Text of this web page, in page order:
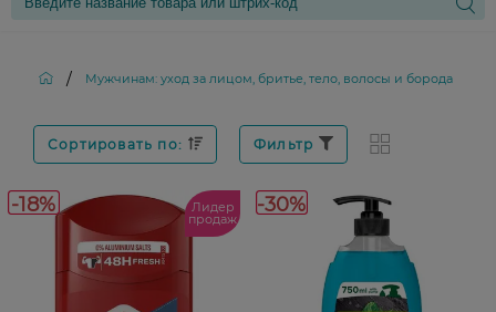
/ Мужчинам: уход за лицом, бритье, тело, волосы и борода
Сортировать по: Фильтр
-18% Лидер
продаж
-30%